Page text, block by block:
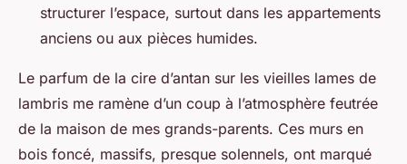
structurer l’espace, surtout dans les appartements
anciens ou aux pièces humides.
Le parfum de la cire d’antan sur les vieilles lames de
lambris me ramène d’un coup à l’atmosphère feutrée
de la maison de mes grands-parents. Ces murs en
bois foncé, massifs, presque solennels, ont marqué